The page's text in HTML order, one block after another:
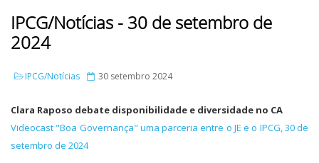
IPCG/Notícias - 30 de setembro de
2024
IPCG/Notícias 30 setembro 2024
Clara Raposo debate disponibilidade e diversidade no CA
Videocast "Boa Governança" uma parceria entre o JE e o IPCG, 30 de
setembro de 2024